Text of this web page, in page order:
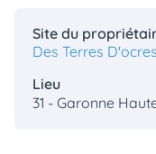
Site du
Des Terres D'ocres
Lieu
31 - Garonne